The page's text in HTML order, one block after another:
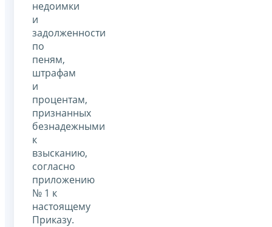
недоимки
и
задолженности
по
пеням,
штрафам
и
процентам,
признанных
безнадежными
к
взысканию,
согласно
приложению
№ 1 к
настоящему
Приказу.